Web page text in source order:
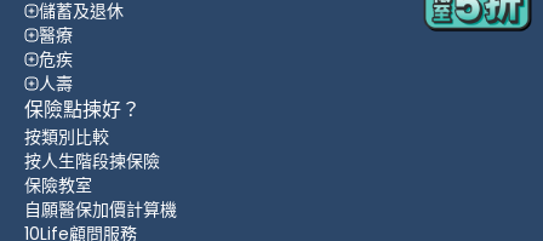
儲蓄及退休
醫療
危疾
人壽
保險點揀好？
按類別比較
按人生階段揀保險
保險教室
自願醫保加價計算機
10Life顧問服務